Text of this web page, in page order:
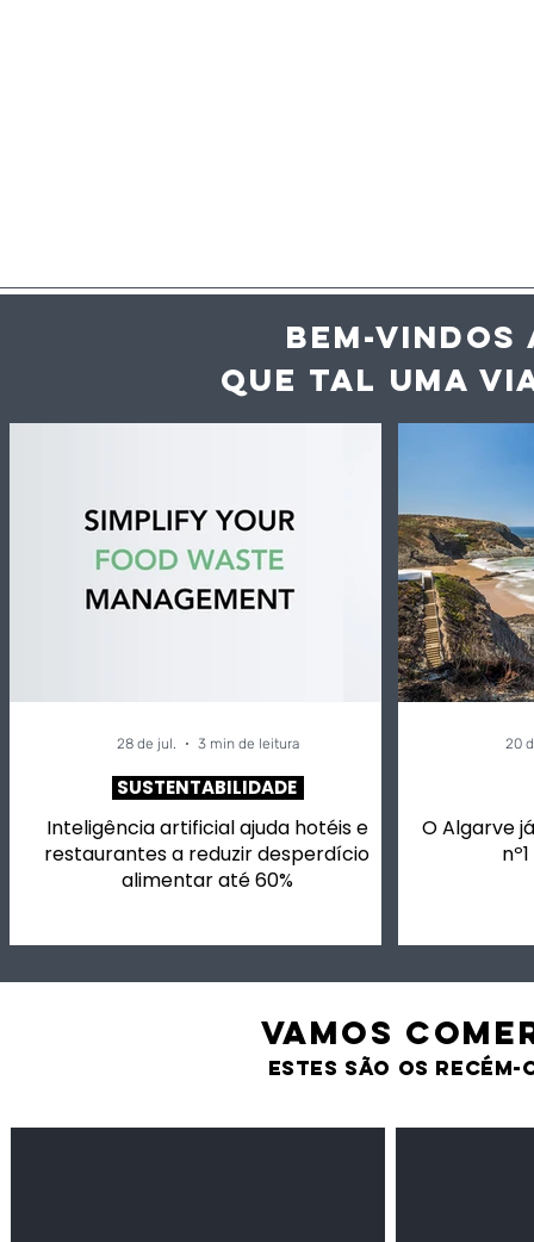
Inteligência artificial
ajuda hotéis e
restaurantes a reduzir
desperdício alimentar
Vaga de
acelera a
dos
BEM-VINDOS
QUE TAL UMA
Inteligência artificial ajuda hotéis e
restaurantes a reduzir desperdício
alimentar até 60%
SUSTENTABILIDADE
28 de jul. 3 min de leitura
O Algarve
20
VAMOS
estes são os recém-